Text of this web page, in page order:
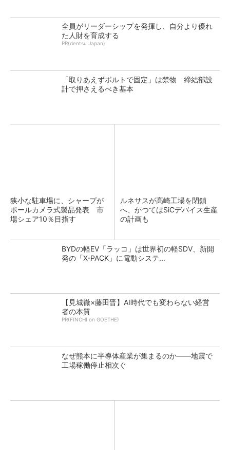
全員がリーダーシップを発揮し、自分より優れ
た人財を育成する
PR(dentsu Japan)
「取りあえずボルトで固定」は禁物 締結部設
計で押さえるべき基本
狭小な駐車場に、シャープが
ポールカメラ式製品発表 市
場シェア10％目指す
ルネサスが高崎工場を閉鎖
へ、かつてはSiCデバイス生産
の計画も
BYDの軽EV「ラッコ」は世界初の軽SDV、新開
発の「X-PACK」に電動システ...
【見城徹×藤田晋】AI時代でも変わらない経営
者の本質
PR(FINCHI on GOETHE)
なぜ熊本に半導体産業が集まるのか――地震で
工場稼働停止相次ぐ